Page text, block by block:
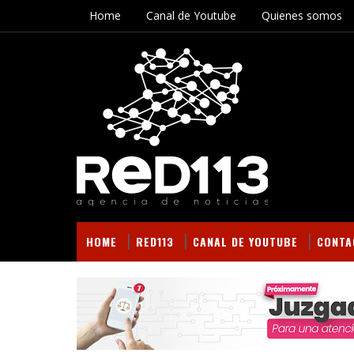
Home Canal de Youtube Quienes somos
HOME RED113 CANAL DE YOUTUBE